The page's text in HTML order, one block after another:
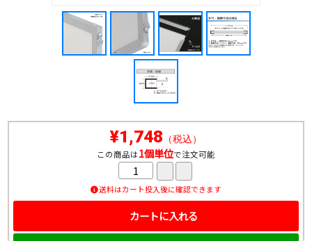
¥1,748 （税込）
この商品は1個単位で注文可能
送料はカート投入後に確認できます
カートに入れる